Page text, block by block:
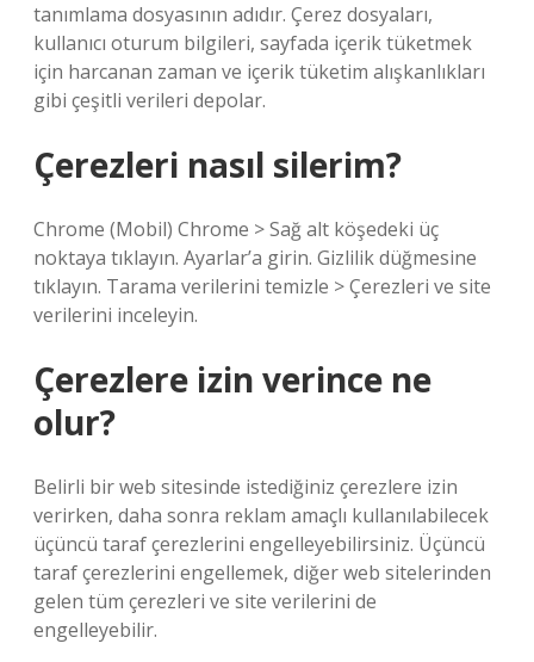
tanımlama dosyasının adıdır. Çerez dosyaları,
kullanıcı oturum bilgileri, sayfada içerik tüketmek
için harcanan zaman ve içerik tüketim alışkanlıkları
gibi çeşitli verileri depolar.
Çerezleri nasıl silerim?
Chrome (Mobil) Chrome > Sağ alt köşedeki üç
noktaya tıklayın. Ayarlar’a girin. Gizlilik düğmesine
tıklayın. Tarama verilerini temizle > Çerezleri ve site
verilerini inceleyin.
Çerezlere izin verince ne
olur?
Belirli bir web sitesinde istediğiniz çerezlere izin
verirken, daha sonra reklam amaçlı kullanılabilecek
üçüncü taraf çerezlerini engelleyebilirsiniz. Üçüncü
taraf çerezlerini engellemek, diğer web sitelerinden
gelen tüm çerezleri ve site verilerini de
engelleyebilir.